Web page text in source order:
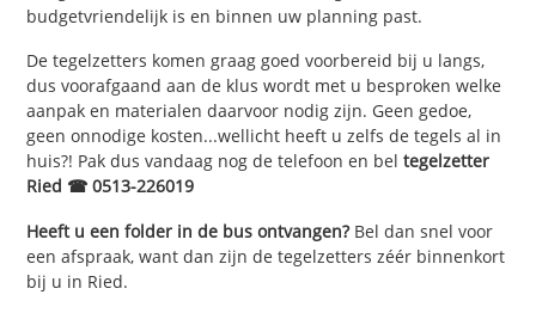
budgetvriendelijk is en binnen uw planning past.
De tegelzetters komen graag goed voorbereid bij u langs,
dus voorafgaand aan de klus wordt met u besproken welke
aanpak en materialen daarvoor nodig zijn. Geen gedoe,
geen onnodige kosten...wellicht heeft u zelfs de tegels al in
huis?! Pak dus vandaag nog de telefoon en beltegelzetter
Ried ☎ 0513-226019
Heeft u een folder in de bus ontvangen?Bel dan snel voor
een afspraak, want dan zijn de tegelzetters zéér binnenkort
bij u in Ried.